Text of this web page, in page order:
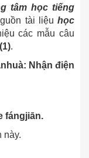
tâm học tiếng
tài liệu học
các mẫu câu
.
Nhận điện
fángjiān.
này.